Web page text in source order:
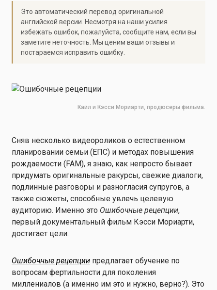
Это автоматический перевод оригинальной
английской версии. Несмотря на наши усилия
избежать ошибок, пожалуйста, сообщите нам, если вы
заметите неточность. Мы ценим ваши отзывы и
постараемся исправить ошибку.
Кайл и Кэсси Мориарти, продюсеры фильма.
Сняв несколько видеороликов о естественном
планировании семьи (ЕПС) и методах повышения
рождаемости (FAM), я знаю, как непросто бывает
придумать оригинальные ракурсы, свежие диалоги,
подлинные разговоры и разногласия супругов, а
также сюжеты, способные увлечь целевую
аудиторию. Именно это Ошибочные рецепции,
первый документальный фильм Кэсси Мориарти,
достигает цели.
Ошибочные рецепции предлагает обучение по
вопросам фертильности для поколения
миллениалов (а именно им это и нужно, верно?). Это